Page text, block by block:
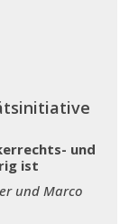
und
ist
und Marco